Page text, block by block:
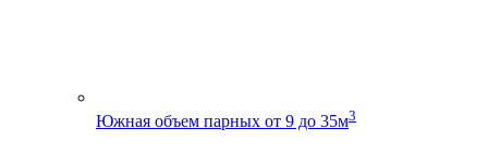
Южная объем парных от 9 до 35м3